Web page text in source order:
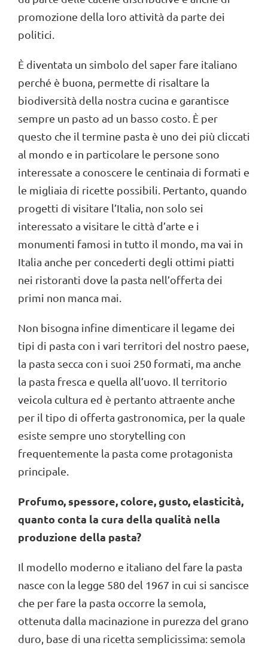
promozione della loro attività da parte dei
politici.
È diventata un simbolo del saper fare italiano
perché è buona, permette di risaltare la
biodiversità della nostra cucina e garantisce
sempre un pasto ad un basso costo. È per
questo che il termine pasta è uno dei più cliccati
al mondo e in particolare le persone sono
interessate a conoscere le centinaia di formati e
le migliaia di ricette possibili. Pertanto, quando
progetti di visitare l’Italia, non solo sei
interessato a visitare le città d’arte e i
monumenti famosi in tutto il mondo, ma vai in
Italia anche per concederti degli ottimi piatti
nei ristoranti dove la pasta nell’offerta dei
primi non manca mai.
Non bisogna infine dimenticare il legame dei
tipi di pasta con i vari territori del nostro paese,
la pasta secca con i suoi 250 formati, ma anche
la pasta fresca e quella all’uovo. Il territorio
veicola cultura ed è pertanto attraente anche
per il tipo di offerta gastronomica, per la quale
esiste sempre uno storytelling con
frequentemente la pasta come protagonista
principale.
Profumo, spessore, colore, gusto, elasticità,
quanto conta la cura della qualità nella
produzione della pasta?
Il modello moderno e italiano del fare la pasta
nasce con la legge 580 del 1967 in cui si sancisce
che per fare la pasta occorre la semola,
ottenuta dalla macinazione in purezza del grano
duro, base di una ricetta semplicissima: semola